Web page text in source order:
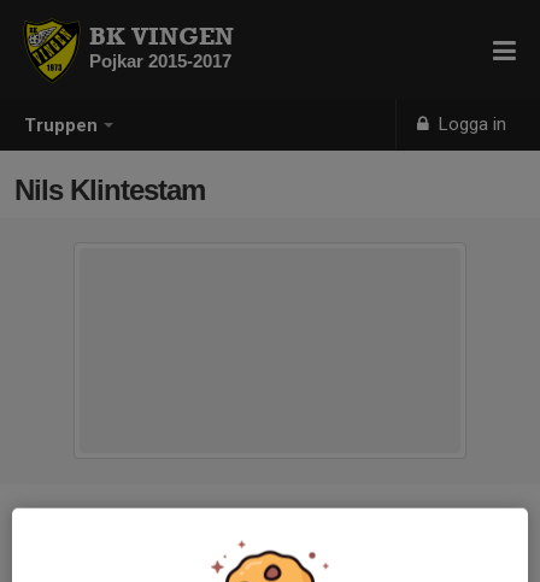
Truppen Logga in
BK VINGEN
Pojkar 2015-2017
Nils Klintestam
10 år